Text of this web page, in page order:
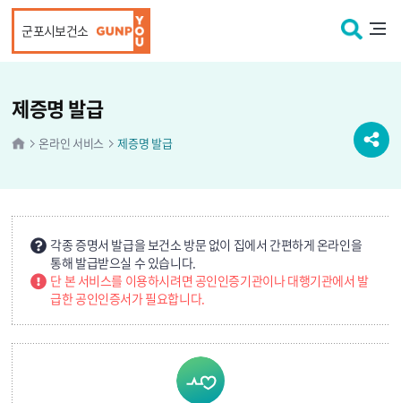
군포시보건소
온라인 서비스 제증명 발급
제증명 발급
각종 증명서 발급을 보건소 방문 없이 집에서 간편하게 온라인을
통해 발급받으실 수 있습니다.
단 본 서비스를 이용하시려면 공인인증기관이나 대행기관에서 발
급한 공인인증서가 필요합니다.